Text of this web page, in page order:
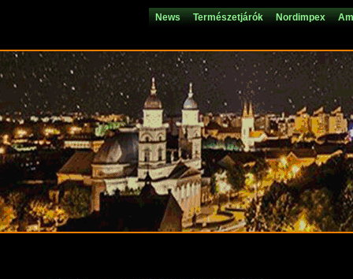
News Természetjárók Nordimpex